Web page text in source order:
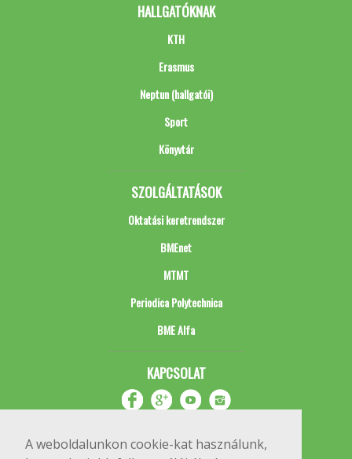
A weboldalunkon cookie-kat használunk,
HALLGATÓKNAK
KTH
Erasmus
Neptun (hallgatói)
Sport
Könyvtár
SZOLGÁLTATÁSOK
Oktatási keretrendszer
BMEnet
MTMT
Periodica Polytechnica
BME Alfa
KAPCSOLAT